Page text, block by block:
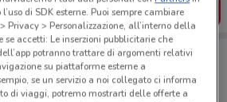
SCARICA L’APP
di SDK esterne. Puoi sempre cambiare
Privacy > Personalizzazione, all’interno della
se accetti: Le inserzioni pubblicitarie che
potranno trattare di argomenti relativi
su piattaforme esterne a
se un servizio a noi collegato ci informa
di viaggi, potremo mostrarti delle offerte a